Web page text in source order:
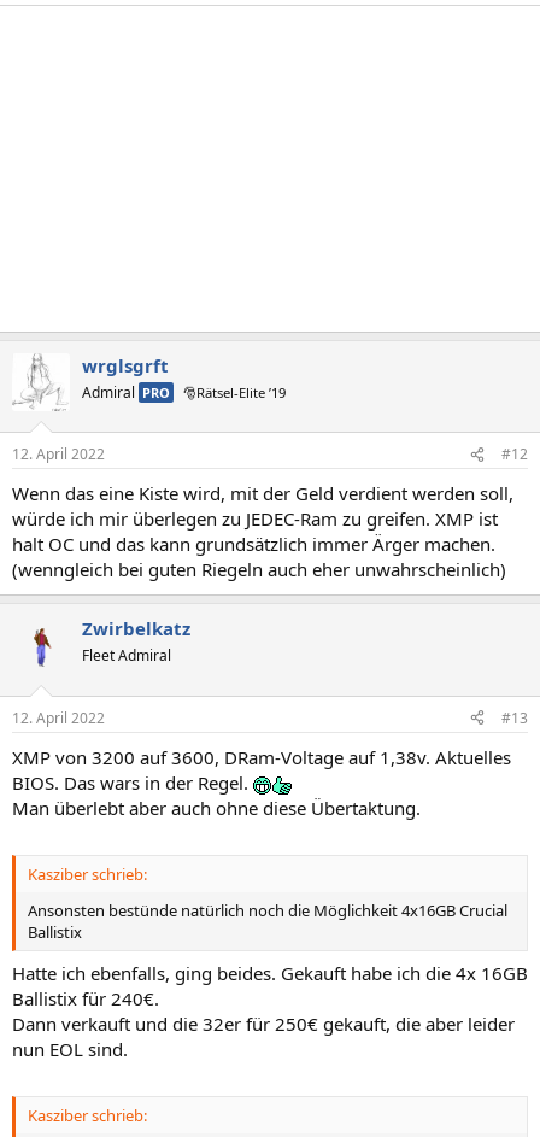
wrglsgrft
Admiral PRO 🎅Rätsel-Elite ’19
12. April 2022 #12
Wenn das eine Kiste wird, mit der Geld verdient werden soll,
würde ich mir überlegen zu JEDEC-Ram zu greifen. XMP ist
halt OC und das kann grundsätzlich immer Ärger machen.
(wenngleich bei guten Riegeln auch eher unwahrscheinlich)
Zwirbelkatz
Fleet Admiral
12. April 2022 #13
XMP von 3200 auf 3600, DRam-Voltage auf 1,38v. Aktuelles
BIOS. Das wars in der Regel.
Man überlebt aber auch ohne diese Übertaktung.
Kasziber schrieb:
Ansonsten bestünde natürlich noch die Möglichkeit 4x16GB Crucial
Ballistix
Hatte ich ebenfalls, ging beides. Gekauft habe ich die 4x 16GB
Ballistix für 240€.
Dann verkauft und die 32er für 250€ gekauft, die aber leider
nun EOL sind.
Kasziber schrieb: